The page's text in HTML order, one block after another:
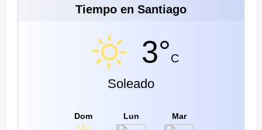
Tiempo en Santiago
3°C
Soleado
Dom Lun Mar